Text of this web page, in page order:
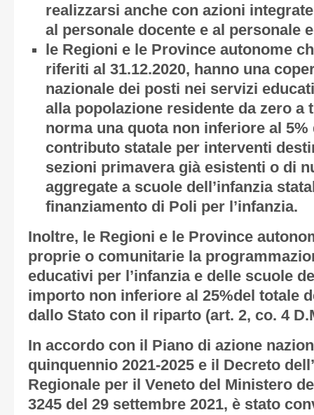
realizzarsi anche con azioni
al personale docente e al personale
le Regioni e le Province autonome
riferiti al 31.12.2020, hanno una
nazionale dei posti nei servizi
alla popolazione residente da zero a
norma una quota non inferiore al 5%
contributo statale per interventi
sezioni primavera già esistenti o di
aggregate a scuole dell’infanzia
finanziamento di Poli per l’infanzia.
Inoltre, le Regioni e le Province
proprie o comunitarie la
educativi per l’infanzia e delle scuole
importo non inferiore al 25%del totale
dallo Stato con il riparto (art. 2, co. 4
In accordo con il Piano di azione
quinquennio 2021-2025 e il Decreto
Regionale per il Veneto del Ministero
3245 del 29 settembre 2021, è stato